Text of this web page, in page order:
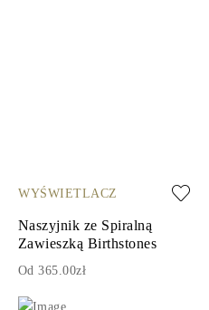
WYŚWIETLACZ
Naszyjnik ze Spiralną
Zawieszką Birthstones
Od 365.00zł